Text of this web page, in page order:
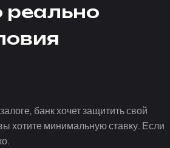
реально
банк хочет защитить свой
хотите минимальную ставку. Если